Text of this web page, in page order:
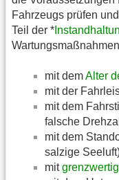
Fahrzeugs prüfen
Teil der *
mit demAlter
mit der
mit dem
falsche
mit dem
salzige
mit